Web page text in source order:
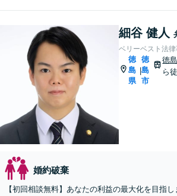
細谷 健人
ベリーベスト法
徳
島
県
|
徳
島
市
徳
ら
婚約破棄
【初回相談無料】あなたの利益の最大化を目指し